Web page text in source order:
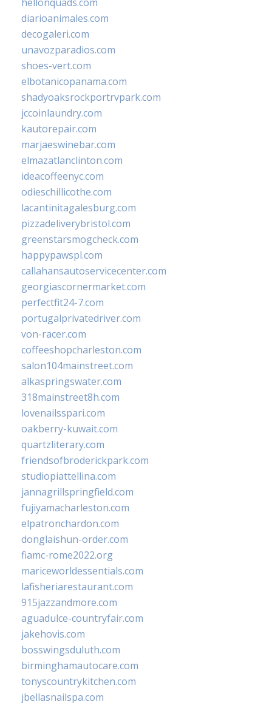
diarioanimales.com
decogaleri.com
unavozparadios.com
shoes-vert.com
elbotanicopanama.com
shadyoaksrockportrvpark.com
jccoinlaundry.com
kautorepair.com
marjaeswinebar.com
elmazatlanclinton.com
ideacoffeenyc.com
odieschillicothe.com
lacantinitagalesburg.com
pizzadeliverybristol.com
greenstarsmogcheck.com
happypawspl.com
callahansautoservicecenter.com
georgiascornermarket.com
perfectfit24-7.com
portugalprivatedriver.com
von-racer.com
coffeeshopcharleston.com
salon104mainstreet.com
alkaspringswater.com
318mainstreet8h.com
lovenailsspari.com
oakberry-kuwait.com
quartzliterary.com
friendsofbroderickpark.com
studiopiattellina.com
jannagrillspringfield.com
fujiyamacharleston.com
elpatronchardon.com
donglaishun-order.com
fiamc-rome2022.org
mariceworldessentials.com
lafisheriarestaurant.com
915jazzandmore.com
aguadulce-countryfair.com
jakehovis.com
bosswingsduluth.com
birminghamautocare.com
tonyscountrykitchen.com
jbellasnailspa.com